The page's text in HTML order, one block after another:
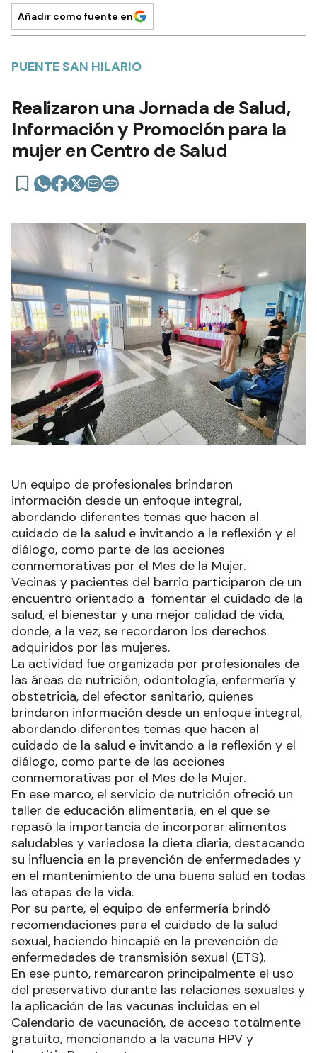
Añadir como fuente en
PUENTE SAN HILARIO
Realizaron una Jornada de Salud,
Información y Promoción para la
mujer en Centro de Salud
Un equipo de profesionales brindaron
información desde un enfoque integral,
abordando diferentes temas que hacen al
cuidado de la salud e invitando a la reflexión y el
diálogo, como parte de las acciones
conmemorativas por el Mes de la Mujer.
Vecinas y pacientes del barrio participaron de un
encuentro orientado a fomentar el cuidado de la
salud, el bienestar y una mejor calidad de vida,
donde, a la vez, se recordaron los derechos
adquiridos por las mujeres.
La actividad fue organizada por profesionales de
las áreas de nutrición, odontología, enfermería y
obstetricia, del efector sanitario, quienes
brindaron información desde un enfoque integral,
abordando diferentes temas que hacen al
cuidado de la salud e invitando a la reflexión y el
diálogo, como parte de las acciones
conmemorativas por el Mes de la Mujer.
En ese marco, el servicio de nutrición ofreció un
taller de educación alimentaria, en el que se
repasó la importancia de incorporar alimentos
saludables y variadosa la dieta diaria, destacando
su influencia en la prevención de enfermedades y
en el mantenimiento de una buena salud en todas
las etapas de la vida.
Por su parte, el equipo de enfermería brindó
recomendaciones para el cuidado de la salud
sexual, haciendo hincapié en la prevención de
enfermedades de transmisión sexual (ETS).
En ese punto, remarcaron principalmente el uso
del preservativo durante las relaciones sexuales y
la aplicación de las vacunas incluidas en el
Calendario de vacunación, de acceso totalmente
gratuito, mencionando a la vacuna HPV y